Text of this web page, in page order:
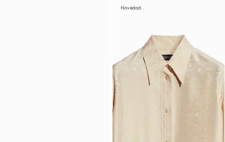
Novedad